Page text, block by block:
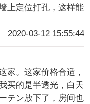
上定位打孔，这样能
2020-03-12 15:55:44
家。这家价格合适，
买的是半透光，白天
テン放下了，房间也